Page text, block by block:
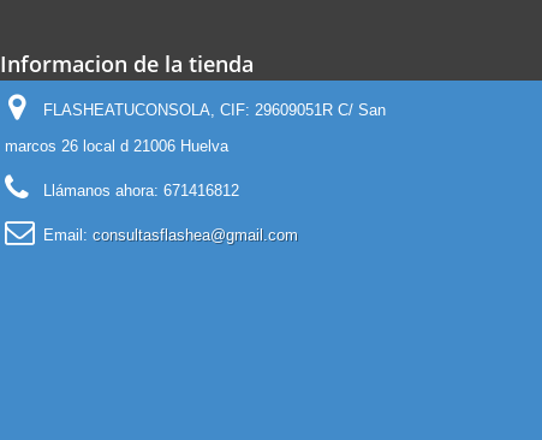
Informacion de la tienda
FLASHEATUCONSOLA, CIF: 29609051R C/ San
marcos 26 local d 21006 Huelva
Llámanos ahora: 671416812
Email: consultasflashea@gmail.com